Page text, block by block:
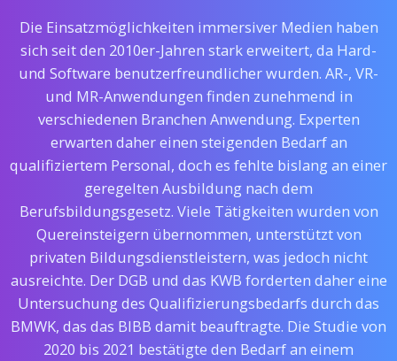
Die Einsatzmöglichkeiten immersiver Medien haben
sich seit den 2010er-Jahren stark erweitert, da Hard-
und Software benutzerfreundlicher wurden. AR-, VR-
und MR-Anwendungen finden zunehmend in
verschiedenen Branchen Anwendung. Experten
erwarten daher einen steigenden Bedarf an
qualifiziertem Personal, doch es fehlte bislang an einer
geregelten Ausbildung nach dem
Berufsbildungsgesetz. Viele Tätigkeiten wurden von
Quereinsteigern übernommen, unterstützt von
privaten Bildungsdienstleistern, was jedoch nicht
ausreichte. Der DGB und das KWB forderten daher eine
Untersuchung des Qualifizierungsbedarfs durch das
BMWK, das das BIBB damit beauftragte. Die Studie von
2020 bis 2021 bestätigte den Bedarf an einem